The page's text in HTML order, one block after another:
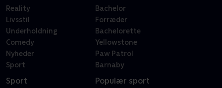
Reality
Livsstil
Underholdning
Comedy
Nyheder
Sport
Bachelor
Forræder
Bachelorette
Yellowstone
Paw Patrol
Barnaby
Sport Populær sport